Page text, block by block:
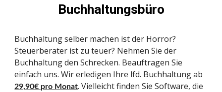
Buchhaltungsbüro
Buchhaltung selber machen ist der Horror?
Steuerberater ist zu teuer? Nehmen Sie der
Buchhaltung den Schrecken. Beauftragen Sie
einfach uns. Wir erledigen Ihre lfd. Buchhaltung ab
29,90€ pro Monat. Vielleicht finden Sie Software, die